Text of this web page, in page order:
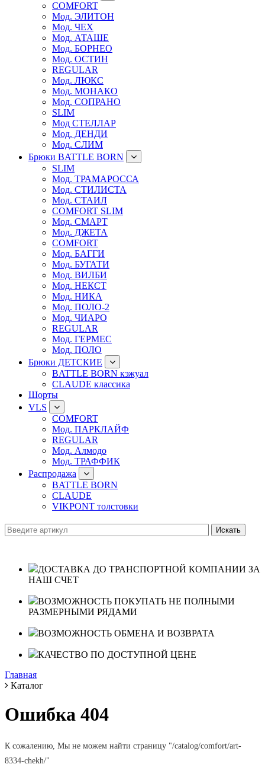
COMFORT
Мод. ЭЛИТОН
Мод. ЧЕХ
Мод. АТАШЕ
Мод. БОРНЕО
Мод. ОСТИН
REGULAR
Мод. ЛЮКС
Мод. МОНАКО
Мод. СОПРАНО
SLIM
Мод СТЕЛЛАР
Мод. ДЕНДИ
Мод. СЛИМ
Брюки BATTLE BORN
SLIM
Мод. ТРАМАРОССА
Мод. СТИЛИСТА
Мод. СТАИЛ
COMFORT SLIM
Мод. СМАРТ
Мод. ДЖЕТА
COMFORT
Мод. БАГГИ
Мод. БУГАТИ
Мод. ВИЛБИ
Мод. НЕКСТ
Мод. НИКА
Мод. ПОЛО-2
Мод. ЧИАРО
REGULAR
Мод. ГЕРМЕС
Мод. ПОЛО
Брюки ДЕТСКИЕ
BATTLE BORN кэжуал
CLAUDE классика
Шорты
VLS
COMFORT
Мод. ПАРКЛАЙФ
REGULAR
Мод. Алмодо
Мод. ТРАФФИК
Распродажа
BATTLE BORN
CLAUDE
VIKPONT толстовки
ДОСТАВКА ДО ТРАНСПОРТНОЙ КОМПАНИИ ЗА
НАШ СЧЕТ
ВОЗМОЖНОСТЬ ПОКУПАТЬ НЕ ПОЛНЫМИ
РАЗМЕРНЫМИ РЯДАМИ
ВОЗМОЖНОСТЬ ОБМЕНА И ВОЗВРАТА
КАЧЕСТВО ПО ДОСТУПНОЙ ЦЕНЕ
Главная
Каталог
Ошибка 404
К сожалению, Мы не можем найти страницу "/catalog/comfort/art-
8334-chekh/"